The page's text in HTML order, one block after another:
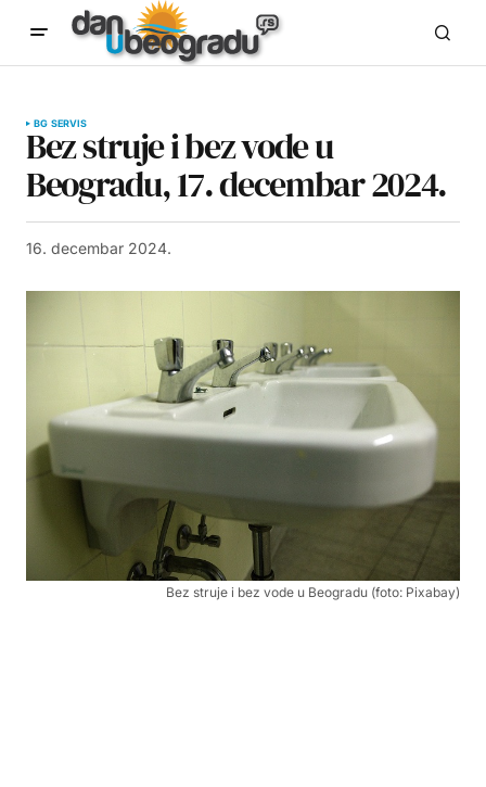
BG SERVIS
Bez struje i bez vode u
Beogradu, 17. decembar 2024.
16. decembar 2024.
Bez struje i bez vode u Beogradu (foto: Pixabay)